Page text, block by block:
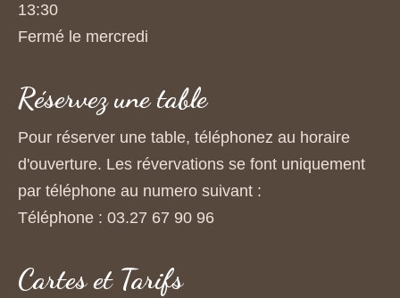
13:30
Fermé le mercredi
Réservez une table
Pour réserver une table, téléphonez au horaire
d'ouverture. Les révervations se font uniquement
par téléphone au numero suivant :
Téléphone : 03.27 67 90 96
Cartes et Tarifs